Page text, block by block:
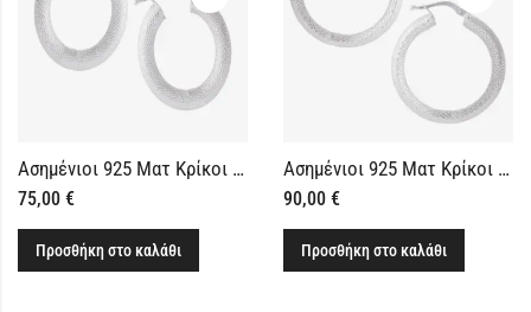
Ασημένιοι 925 Ματ Κρίκοι Οβάλ Σκουλαρίκια
75,00 €
Προσθήκη στο καλάθι
Ασημένιοι 925 Ματ Κρίκοι 24mm
90,00 €
Προσθήκη στο καλάθι